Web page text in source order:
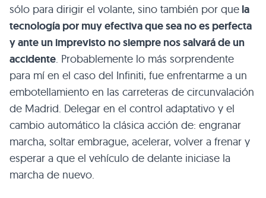
sólo para dirigir el volante, sino también por que la
tecnología por muy efectiva que sea no es perfecta
y ante un imprevisto no siempre nos salvará de un
accidente. Probablemente lo más sorprendente
para mí en el caso del Infiniti, fue enfrentarme a un
embotellamiento en las carreteras de circunvalación
de Madrid. Delegar en el control adaptativo y el
cambio automático la clásica acción de: engranar
marcha, soltar embrague, acelerar, volver a frenar y
esperar a que el vehículo de delante iniciase la
marcha de nuevo.